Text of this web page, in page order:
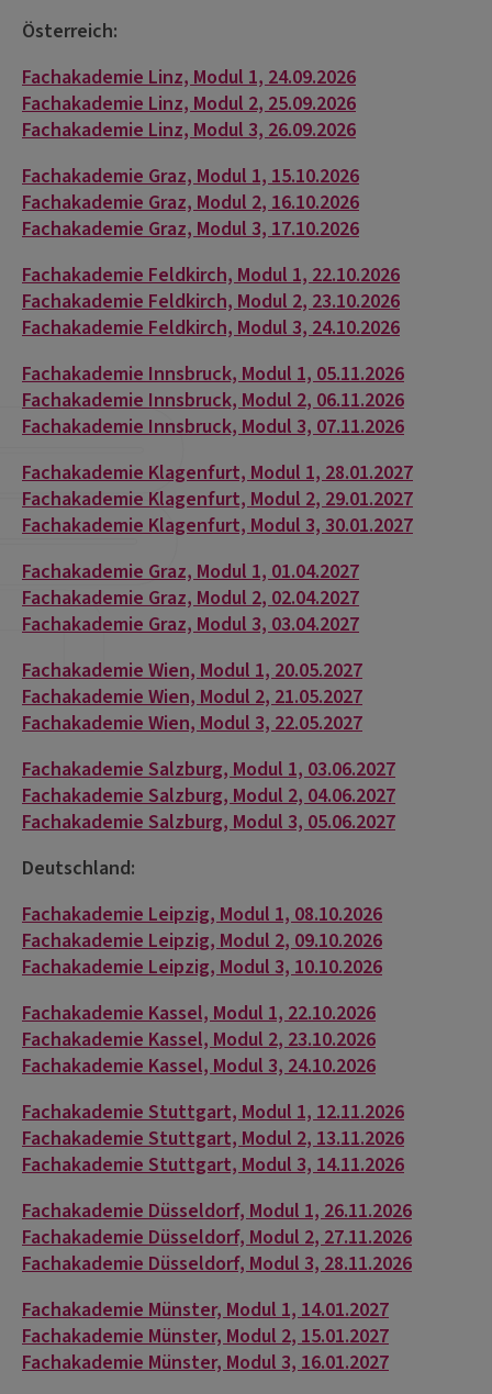
Österreich:
Fachakademie Linz, Modul 1, 24.09.2026
Fachakademie Linz, Modul 2, 25.09.2026
Fachakademie Linz, Modul 3, 26.09.2026
Fachakademie Graz, Modul 1, 15.10.2026
Fachakademie Graz, Modul 2, 16.10.2026
Fachakademie Graz, Modul 3, 17.10.2026
Fachakademie Feldkirch, Modul 1, 22.10.2026
Fachakademie Feldkirch, Modul 2, 23.10.2026
Fachakademie Feldkirch, Modul 3, 24.10.2026
Fachakademie Innsbruck, Modul 1, 05.11.2026
Fachakademie Innsbruck, Modul 2, 06.11.2026
Fachakademie Innsbruck, Modul 3, 07.11.2026
Fachakademie Klagenfurt, Modul 1, 28.01.2027
Fachakademie Klagenfurt, Modul 2, 29.01.2027
Fachakademie Klagenfurt, Modul 3, 30.01.2027
Fachakademie Graz, Modul 1, 01.04.2027
Fachakademie Graz, Modul 2, 02.04.2027
Fachakademie Graz, Modul 3, 03.04.2027
Fachakademie Wien, Modul 1, 20.05.2027
Fachakademie Wien, Modul 2, 21.05.2027
Fachakademie Wien, Modul 3, 22.05.2027
Fachakademie Salzburg, Modul 1, 03.06.2027
Fachakademie Salzburg, Modul 2, 04.06.2027
Fachakademie Salzburg, Modul 3, 05.06.2027
Deutschland:
Fachakademie Leipzig, Modul 1, 08.10.2026
Fachakademie Leipzig, Modul 2, 09.10.2026
Fachakademie Leipzig, Modul 3, 10.10.2026
Fachakademie Kassel, Modul 1, 22.10.2026
Fachakademie Kassel, Modul 2, 23.10.2026
Fachakademie Kassel, Modul 3, 24.10.2026
Fachakademie Stuttgart, Modul 1, 12.11.2026
Fachakademie Stuttgart, Modul 2, 13.11.2026
Fachakademie Stuttgart, Modul 3, 14.11.2026
Fachakademie Düsseldorf, Modul 1, 26.11.2026
Fachakademie Düsseldorf, Modul 2, 27.11.2026
Fachakademie Düsseldorf, Modul 3, 28.11.2026
Fachakademie Münster, Modul 1, 14.01.2027
Fachakademie Münster, Modul 2, 15.01.2027
Fachakademie Münster, Modul 3, 16.01.2027